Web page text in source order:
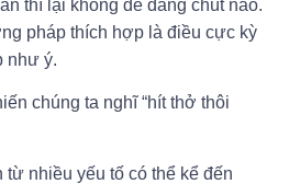
thì lại không dễ dàng chút nào.
pháp thích hợp là điều cực kỳ
như ý.
chúng ta nghĩ “hít thở thôi
từ nhiều yếu tố có thể kể đến